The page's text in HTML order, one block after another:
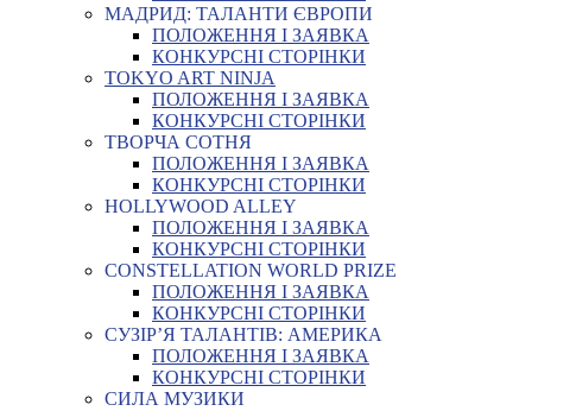
МАДРИД: ТАЛАНТИ ЄВРОПИ
ПОЛОЖЕННЯ І ЗАЯВКА
КОНКУРСНІ СТОРІНКИ
TOKYO ART NINJA
ПОЛОЖЕННЯ І ЗАЯВКА
КОНКУРСНІ СТОРІНКИ
ТВОРЧА СОТНЯ
ПОЛОЖЕННЯ І ЗАЯВКА
КОНКУРСНІ СТОРІНКИ
HOLLYWOOD ALLEY
ПОЛОЖЕННЯ І ЗАЯВКА
КОНКУРСНІ СТОРІНКИ
CONSTELLATION WORLD PRIZE
ПОЛОЖЕННЯ І ЗАЯВКА
КОНКУРСНІ СТОРІНКИ
СУЗІР’Я ТАЛАНТІВ: АМЕРИКА
ПОЛОЖЕННЯ І ЗАЯВКА
КОНКУРСНІ СТОРІНКИ
СИЛА МУЗИКИ